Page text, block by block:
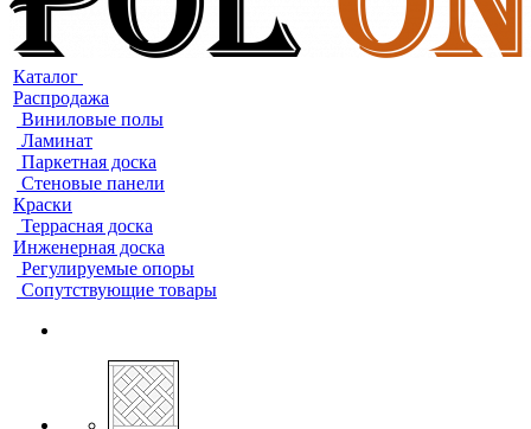
Каталог
Распродажа
Виниловые полы
Ламинат
Паркетная доска
Стеновые панели
Краски
Террасная доска
Инженерная доска
Регулируемые опоры
Сопутствующие товары